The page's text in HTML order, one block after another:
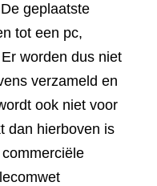
geplaatste
tot een pc,
worden dus niet
verzameld en
ook niet voor
dan hierboven is